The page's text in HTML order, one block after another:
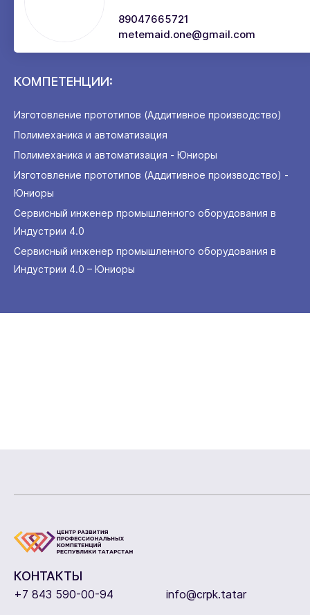
89047665721
metemaid.one@gmail.com
КОМПЕТЕНЦИИ:
Изготовление прототипов (Аддитивное производство)
Полимеханика и автоматизация
Полимеханика и автоматизация - Юниоры
Изготовление прототипов (Аддитивное производство) -
Юниоры
Сервисный инженер промышленного оборудования в
Индустрии 4.0
Сервисный инженер промышленного оборудования в
Индустрии 4.0 – Юниоры
КОНТАКТЫ
+7 843 590-00-94 info@crpk.tatar